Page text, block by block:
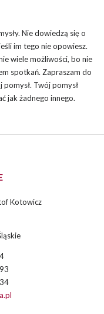
Nie dowiedzą się o
im tego nie opowiesz.
wiele możliwości, bo nie
spotkań. Zapraszam do
pomysł. Twój pomysł
jak żadnego innego.
Kotowicz